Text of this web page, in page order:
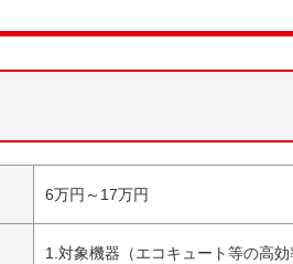
6万円～17万円
1.対象機器（エコキュート等の高